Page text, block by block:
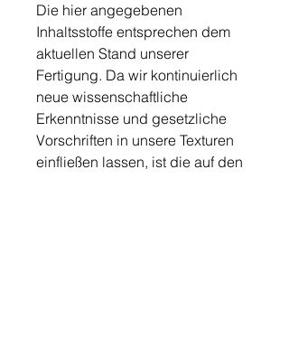
Die hier angegebenen
Inhaltsstoffe entsprechen dem
aktuellen Stand unserer
Fertigung. Da wir kontinuierlich
neue wissenschaftliche
Erkenntnisse und gesetzliche
Vorschriften in unsere Texturen
einfließen lassen, ist die auf den